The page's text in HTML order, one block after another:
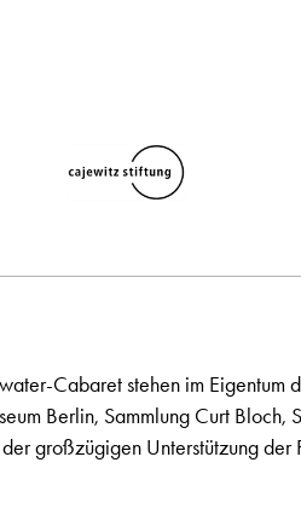
Cabaret stehen im Eigentum
Berlin, Sammlung Curt Bloch,
großzügigen Unterstützung der